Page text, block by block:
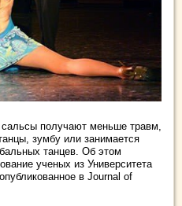
получают меньше травм,
зумбу или занимается
танцев. Об этом
ученых из Университета
в Journal of